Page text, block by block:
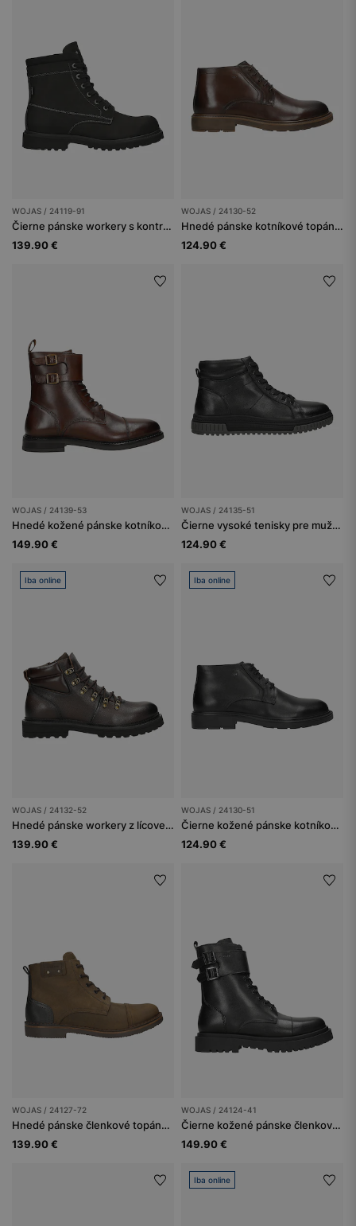
WOJAS / 24119-91
Čierne pánske workery s kontrastným prešívaním
139.90 €
WOJAS / 24130-52
Hnedé pánske kotníkové topánky z lícovej kože
124.90 €
WOJAS / 24139-53
Hnedé kožené pánske kotníkové topánky
149.90 €
WOJAS / 24135-51
Čierne vysoké tenisky pre mužov
124.90 €
Iba online
WOJAS / 24132-52
Hnedé pánske workery z lícovej kože
139.90 €
Iba online
WOJAS / 24130-51
Čierne kožené pánske kotníkové topánky
124.90 €
WOJAS / 24127-72
Hnedé pánske členkové topánky z kombinovaných kôž
139.90 €
WOJAS / 24124-41
Čierne kožené pánske členkové čižmy so zipsom
149.90 €
Iba online